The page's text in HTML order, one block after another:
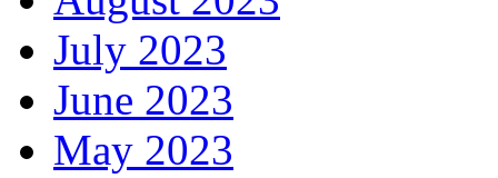
July 2023
June 2023
May 2023